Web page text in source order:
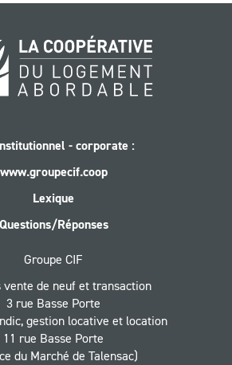
- corporate :
www.groupecif.coop
Lexique
Questions/Réponses
Groupe CIF
vente de neuf et transaction
3 rue Basse Porte
gestion locative et location
11 rue Basse Porte
du Marché de Talensac)